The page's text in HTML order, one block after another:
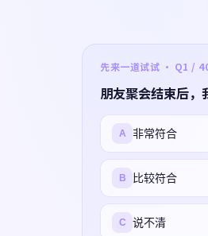
先来一道试试 · Q1 /
朋友聚会结束后，
A 非常符合
B 比较符合
C 说不清